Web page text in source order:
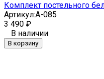
Комплект постельного
Артикул:A-085
3 490 ₽
В наличии
В корзину